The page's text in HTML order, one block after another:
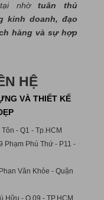
tại nhờtuân thủ
kinh doanh, đạo
hàng và sự hợp
HỆ
VÀ THIẾT KẾ
- Q1 - Tp.HCM
Phạm Phú Thứ - P11 -
Văn Khỏe - Quận
Hữu - Q.09 - TP.HCM